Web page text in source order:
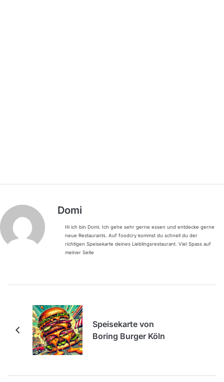
Domi
Hi ich bin Domi. Ich gehe sehr gerne essen und entdecke gerne
neue Restaurants. Auf foodcry kommst du schnell du der
richtigen Speisekarte deines Lieblingsrestaurant. Viel Spass auf
meiner Seite
Speisekarte von
Boring Burger Köln